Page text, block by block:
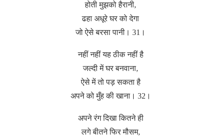
होती मुझको हैरानी,
ढहा अधूरे घर को देगा
जो ऐसे बरसा पानी। 31।
नहीं नहीं यह ठीक नहीं है
जल्दी में घर बनवाना,
ऐसे में तो पड़ सकता है
अपने को मुँह की खाना। 32।
अपने रंग दिखा कितने ही
लगे बीतने फिर मौसम,